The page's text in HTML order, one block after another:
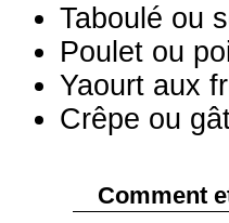
Taboulé ou
Poulet ou
Yaourt aux
Crêpe ou
Comment